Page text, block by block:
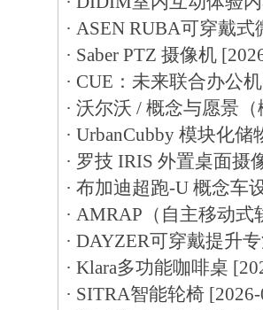
· ASEN RUBA可穿戴式
· Saber PTZ 摄像机
· CUE：未来联合办公机
· 沃尔沃 / 概念与愿景（
· UrbanCubby 模块化储
· 罗技 IRIS 外置桌面摄
· 布加迪超跑-U 概念车
· AMRAP（自主移动式
· DAYZER可穿戴提升
· Klara多功能咖啡桌
· SITRA智能轮椅